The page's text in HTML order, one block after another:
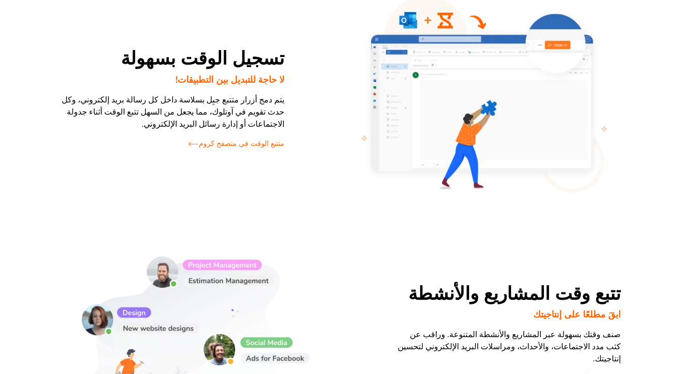
تسجيل الوقت بسهولة
لا حاجة للتبديل بين التطبيقات!
يتم دمج أزرار متتبع جبِل بسلاسة داخل كل رسالة بريد إلكتروني، وكل
حدث تقويم في آوتلوك، مما يجعل من السهل تتبع الوقت أثناء جدولة
الاجتماعات أو إدارة رسائل البريد الإلكتروني.
متتبع الوقت في متصفح كروم
تتبع وقت المشاريع والأنشطة
ابقَ مطلعًا على إنتاجيتك
صنف وقتك بسهولة عبر المشاريع والأنشطة المتنوعة. وراقب عن
كثب مدد الاجتماعات، والأحداث، ومراسلات البريد الإلكتروني لتحسين
إنتاجيتك.